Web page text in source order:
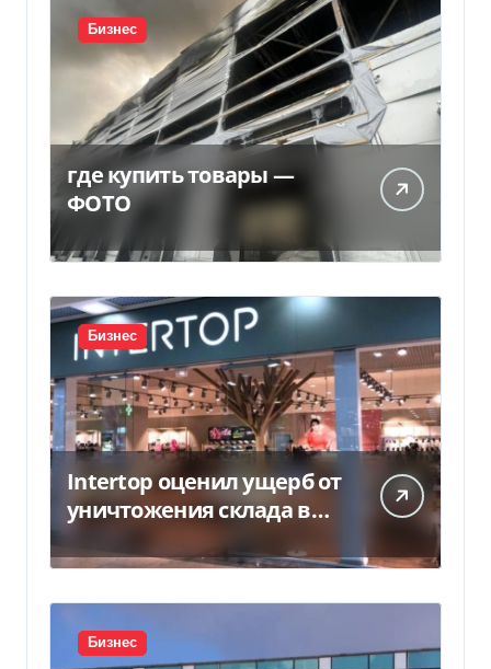
Бизнес
где купить товары —
ФОТО
Бизнес
Intertop оценил ущерб от
уничтожения склада в
450 млн грн
Бизнес